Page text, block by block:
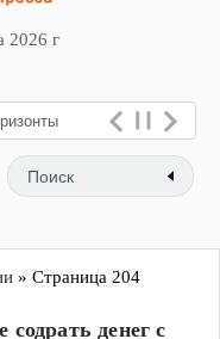
2026 г
центр
» Страница 204
содрать денег с